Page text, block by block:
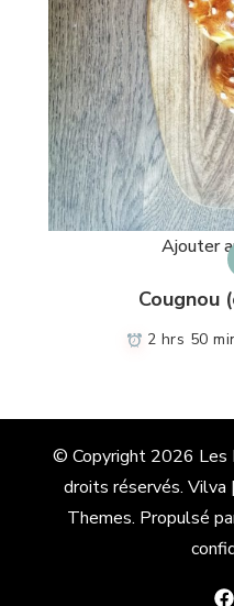
Ajouter
Cougnou
2 hrs 50
© Copyright 2026 Les
droits réservés. Vilva
Themes. Propulsé